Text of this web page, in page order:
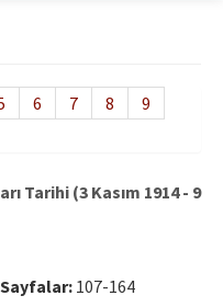
6 7 8
9
Tarihi (3 Kasım 1914 - 9
Sayfalar: 107-164